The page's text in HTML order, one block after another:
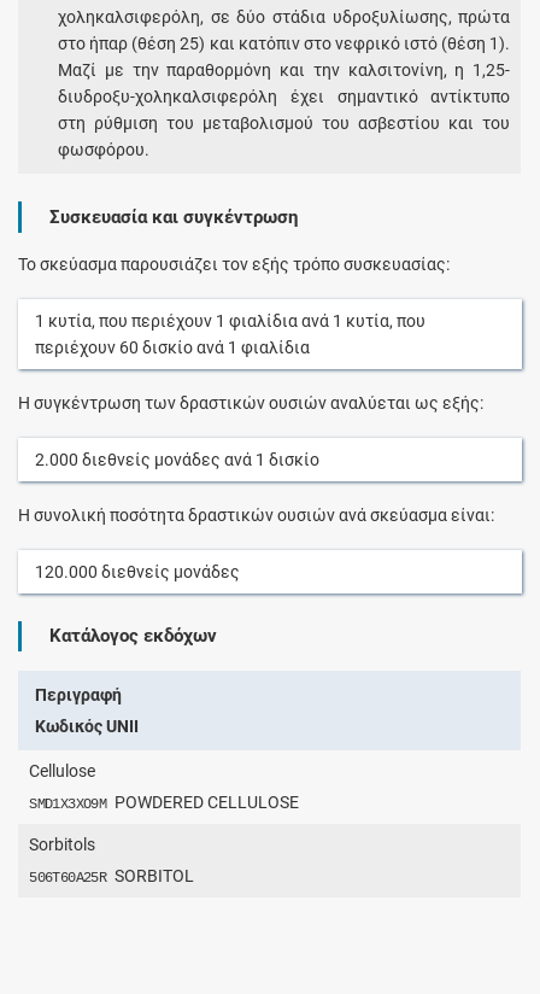
χοληκαλσιφερόλη, σε δύο στάδια υδροξυλίωσης, πρώτα
στο ήπαρ (θέση 25) και κατόπιν στο νεφρικό ιστό (θέση 1).
Μαζί με την παραθορμόνη και την καλσιτονίνη, η 1,25-
διυδροξυ-χοληκαλσιφερόλη έχει σημαντικό αντίκτυπο
στη ρύθμιση του μεταβολισμού του ασβεστίου και του
φωσφόρου.
Συσκευασία και συγκέντρωση
Το σκεύασμα παρουσιάζει τον εξής τρόπο συσκευασίας:
1 κυτία, που περιέχουν 1 φιαλίδιαανά 1 κυτία, που
περιέχουν 60 δισκίοανά 1 φιαλίδια
Η συγκέντρωση των δραστικών ουσιών αναλύεται ως εξής:
2.000 διεθνείς μονάδες ανά 1 δισκίο
Η συνολική ποσότητα δραστικών ουσιών ανά σκεύασμα είναι:
120.000 διεθνείς μονάδες
Κατάλογος εκδόχων
Περιγραφή
Κωδικός UNII
Cellulose
SMD1X3XO9M POWDERED CELLULOSE
Sorbitols
506T60A25R SORBITOL